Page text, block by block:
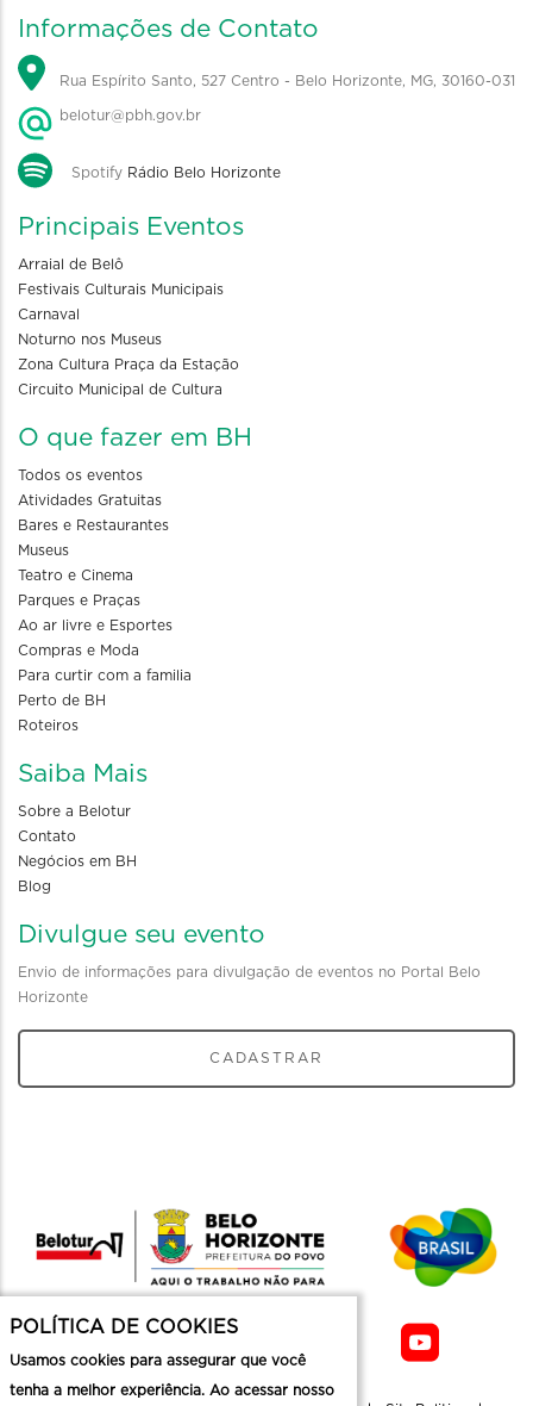
Informações de Contato
Rua Espírito Santo, 527 Centro - Belo Horizonte, MG, 30160-031
belotur@pbh.gov.br
Spotify Rádio Belo Horizonte
Principais Eventos
Arraial de Belô
Festivais Culturais Municipais
Carnaval
Noturno nos Museus
Zona Cultura Praça da Estação
Circuito Municipal de Cultura
O que fazer em BH
Todos os eventos
Atividades Gratuitas
Bares e Restaurantes
Museus
Teatro e Cinema
Parques e Praças
Ao ar livre e Esportes
Compras e Moda
Para curtir com a familia
Perto de BH
Roteiros
Saiba Mais
Sobre a Belotur
Contato
Negócios em BH
Blog
Divulgue seu evento
Envio de informações para divulgação de eventos no Portal Belo
Horizonte
CADASTRAR
POLÍTICA DE COOKIES
Usamos cookies para assegurar que você
tenha a melhor experiência. Ao acessar nosso